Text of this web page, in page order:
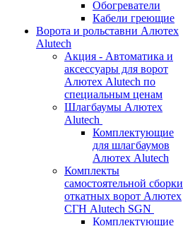
Обогреватели
Кабели греющие
Ворота и рольставни Алютех
Alutech
Акция - Автоматика и
аксессуары для ворот
Алютех Alutech по
специальным ценам
Шлагбаумы Алютех
Alutech
Комплектующие
для шлагбаумов
Алютех Alutech
Комплекты
самостоятельной сборки
откатных ворот Алютех
СГН Alutech SGN
Комплектующие